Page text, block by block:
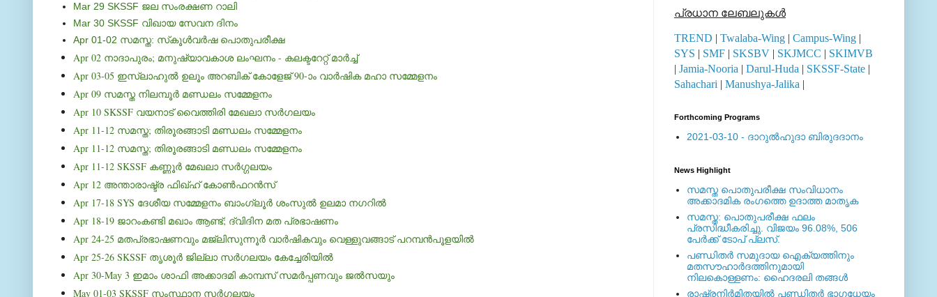
Mar 29 SKSSF ജല സംരക്ഷണ റാലി
Mar 30 SKSSF വിഖായ സേവന ദിനം
Apr 01-02 സമസ്ത: സ്‌കൂള്‍വര്‍ഷ പൊതുപരീക്ഷ
Apr 02 നാദാപുരം; മനുഷ്യാവകാശ ലംഘനം - കലക്ടറേറ്റ് മാര്‍ച്ച്
Apr 03-05 ഇസ്‍ലാഹുല്‍ ഉലൂം അറബിക് കോളേജ് 90-ാം വാര്‍ഷിക മഹാ സമ്മേളനം
Apr 09 സമസ്ത നിലമ്പൂര്‍ മണ്ഡലം സമ്മേളനം
Apr 10 SKSSF വയനാട് വൈത്തിരി മേഖലാ സര്‍ഗലയം
Apr 11-12 സമസ്ത; തിരൂരങ്ങാടി മണ്ഡലം സമ്മേളനം
Apr 11-12 സമസ്ത; തിരൂരങ്ങാടി മണ്ഡലം സമ്മേളനം
Apr 11-12 SKSSF കണ്ണൂര്‍ മേഖലാ സര്‍ഗ്ഗലയം
Apr 12 അന്താരാഷ്ട്ര ഫിഖ്ഹ് കോണ്‍ഫറന്‍സ്
Apr 17-18 SYS ദേശീയ സമ്മേളനം ബാംഗ്ലൂര്‍ ശംസുല്‍ ഉലമാ നഗറില്‍
Apr 18-19 ജാറംകണ്ടി മഖാം ആണ്ട്; ദ്വിദിന മത പ്രഭാഷണം
Apr 24-25 മതപ്രഭാഷണവും മജ്‍ലിസുന്നൂര്‍ വാര്‍ഷികവും വെള്ളുവങ്ങാട് പറമ്പന്‍പൂളയില്‍
Apr 25-26 SKSSF തൃശൂര്‍ ജില്ലാ സര്‍ഗലയം കേച്ചേരിയില്‍
Apr 30-May 3 ഇമാം ശാഫി അക്കാദമി കാമ്പസ് സമര്‍പ്പണവും ജല്‍സയും
May 01-03 SKSSF സംസ്ഥാന സര്‍ഗലയം
പ്രധാന ലേബലുകള്‍
TREND | Twalaba-Wing | Campus-Wing |
SYS | SMF | SKSBV | SKJMCC | SKIMVB
| Jamia-Nooria | Darul-Huda | SKSSF-State |
Sahachari | Manushya-Jalika |
Forthcoming Programs
2021-03-10 - ദാറുല്‍ഹുദാ ബിരുദദാനം
News Highlight
സമസ്ത പൊതുപരീക്ഷ സംവിധാനം
അക്കാദമിക രംഗത്തെ ഉദാത്ത മാതൃക
സമസ്ത: പൊതുപരീക്ഷ ഫലം
പ്രസിദ്ധീകരിച്ചു. വിജയം 96.08%, 506
പേര്‍ക്ക് ടോപ് പ്ലസ്.
പണ്ഡിതര്‍ സമുദായ ഐക്യത്തിനും
മതസൗഹാര്‍ദത്തിനുമായി
നിലകൊള്ളണം: ഹൈദരലി തങ്ങള്‍
രാഷ്ട്രനിര്‍മിതയില്‍ പണ്ഡിതര്‍ ഭാഗധേയം